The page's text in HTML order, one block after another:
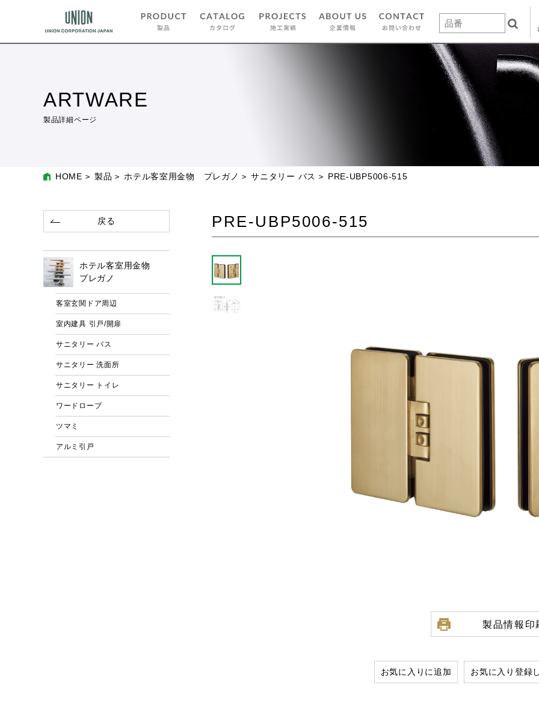
ARTWARE
製品詳細ページ
HOME 製品 ホテル客室用金物 プレガノ サニタリー バス PRE-UBP5006-515
PRE-UBP5006-515
製品情報印
お気に入りに追加 お気に入り登録
戻る
ホテル客室用金物
プレガノ
客室玄関ドア周辺
室内建具 引戸/開扉
サニタリー バス
サニタリー 洗面所
サニタリー トイレ
ワードローブ
ツマミ
アルミ引戸